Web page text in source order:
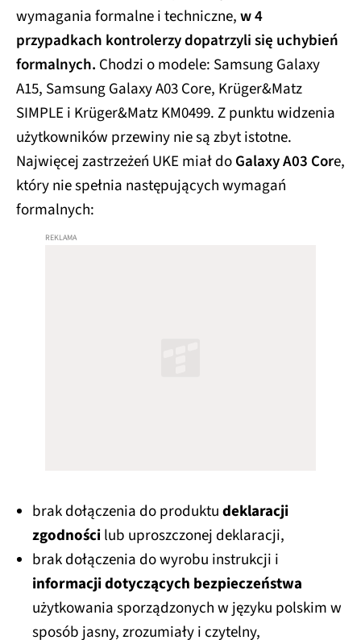
wymagania formalne i techniczne, w 4
przypadkach kontrolerzy dopatrzyli się uchybień
formalnych. Chodzi o modele: Samsung Galaxy
A15, Samsung Galaxy A03 Core, Krüger&Matz
SIMPLE i Krüger&Matz KM0499. Z punktu widzenia
użytkowników przewiny nie są zbyt istotne.
Najwięcej zastrzeżeń UKE miał doGalaxy A03 Core,
który nie spełnia następujących wymagań
formalnych:
brak dołączenia do produktudeklaracji
zgodnościlub uproszczonej deklaracji,
brak dołączenia do wyrobu instrukcji i
informacji dotyczących bezpieczeństwa
użytkowania sporządzonych w języku polskim w
sposób jasny, zrozumiały i czytelny,